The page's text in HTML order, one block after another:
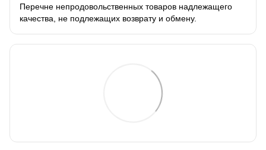
Перечне непродовольственных товаров надлежащего
качества, не подлежащих возврату и обмену.